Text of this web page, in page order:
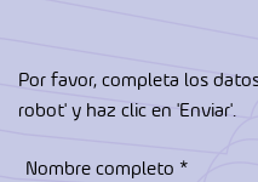
Por favor, completa los
robot' y haz clic en 'Enviar'.
Nombre completo *